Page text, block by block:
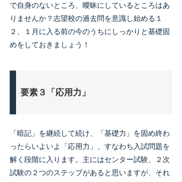
で自身のないところ、曖昧にしているところはあ
りませんか？志望校の過去問を意識し始める１
２、１月に入る前の今のうちにしっかりと基礎固
めをしておきましょう！
要素３「応用力」
「暗記」を継続して続け、「基礎力」を固め終わ
ったらいよいよ「応用力」、すなわち入試問題を
解く段階に入ります。主にはセンター試験、２次
試験の２つのステップがあると思いますが、それ